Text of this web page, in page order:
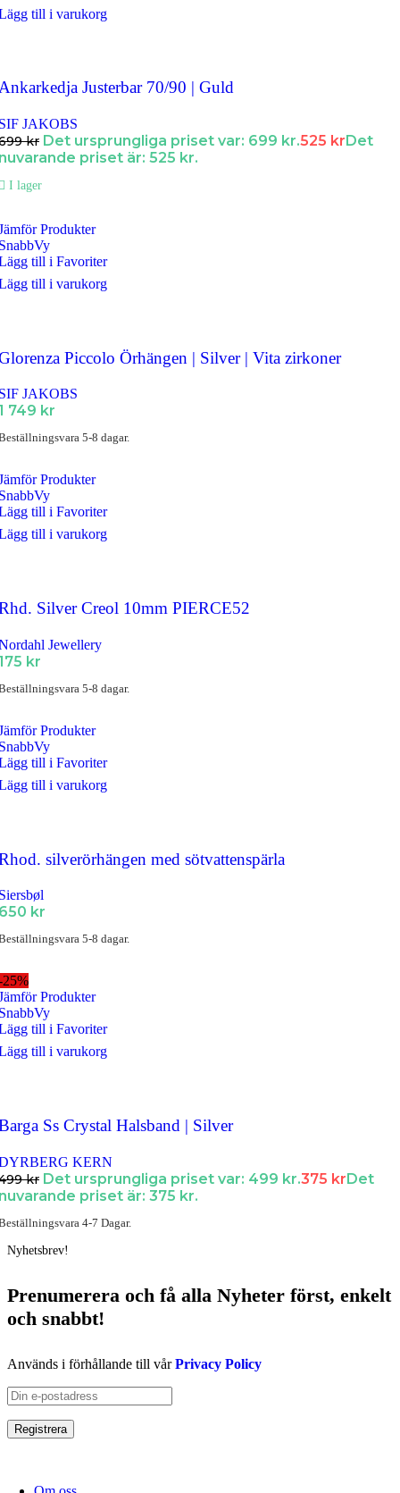
till i varukorg
Justerbar 70/90 | Guld
JAKOBS
kr Det ursprungliga priset var: 699 kr.525 krDet
priset är: 525 kr.
I lager
Produkter
till i Favoriter
till i varukorg
Piccolo Örhängen | Silver | Vita zirkoner
JAKOBS
749 kr
5-8 dagar.
Produkter
till i Favoriter
till i varukorg
Silver Creol 10mm PIERCE52
Jewellery
kr
5-8 dagar.
Produkter
till i Favoriter
till i varukorg
silverörhängen med sötvattenspärla
kr
5-8 dagar.
25%
Produkter
till i Favoriter
till i varukorg
Ss Crystal Halsband | Silver
KERN
kr Det ursprungliga priset var: 499 kr.375 krDet
priset är: 375 kr.
4-7 Dagar.
Nyhetsbrev!
Prenumerera och få alla Nyheter först, enkelt
och snabbt!
Används i förhållande till vårPrivacy Policy